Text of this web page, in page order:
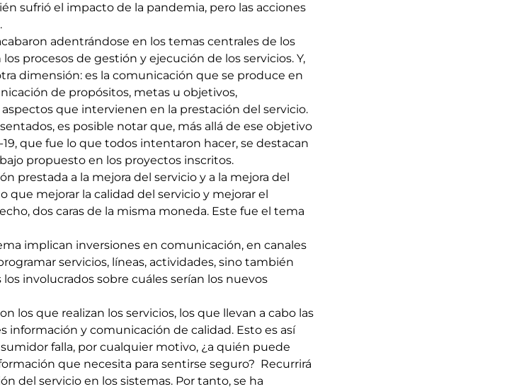
sufrió el impacto de la pandemia, pero las acciones
adentrándose en los temas centrales de los
procesos de gestión y ejecución de los servicios. Y,
dimensión: es la comunicación que se produce en
de propósitos, metas u objetivos,
que intervienen en la prestación del servicio.
es posible notar que, más allá de ese objetivo
que fue lo que todos intentaron hacer, se destacan
propuesto en los proyectos inscritos.
prestada a la mejora del servicio y a la mejora del
que mejorar la calidad del servicio y mejorar el
dos caras de la misma moneda. Este fue el tema
implican inversiones en comunicación, en canales
servicios, líneas, actividades, sino también
involucrados sobre cuáles serían los nuevos
los que realizan los servicios, los que llevan a cabo las
información y comunicación de calidad. Esto es así
falla, por cualquier motivo, ¿a quién puede
que necesita para sentirse seguro? Recurrirá
del servicio en los sistemas. Por tanto, se ha